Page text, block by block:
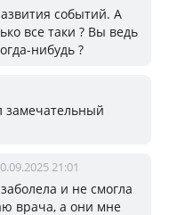
событий. А
все таки ? Вы ведь
нибудь ?
замечательный
21:01
и не смогла
врача, а они мне